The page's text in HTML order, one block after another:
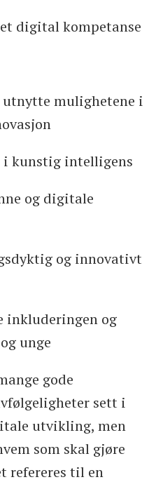
digital kompetanse
utnytte mulighetene i
i kunstig intelligens
og digitale
og innovativt
inkluderingen og
unge
gode
sett i
utvikling, men
som skal gjøre
refereres til en